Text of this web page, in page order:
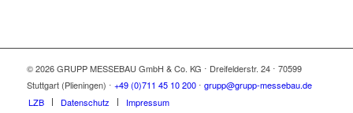
© 2026 GRUPP MESSEBAU GmbH & Co. KG ⋅ Dreifelderstr. 24 ⋅ 70599
Stuttgart (Plieningen) ⋅ +49 (0)711 45 10 200⋅ grupp@grupp-messebau.de
LZB
Datenschutz Impressum